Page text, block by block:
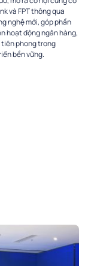
và FPT thông qua
nghệ mới, góp phần
hoạt động ngân hàng,
phong trong
bền vững.